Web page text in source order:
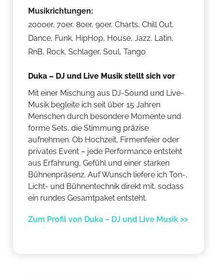
Musikrichtungen:
2000er, 70er, 80er, 90er, Charts, Chill Out,
Dance, Funk, HipHop, House, Jazz, Latin,
RnB, Rock, Schlager, Soul, Tango
Duka – DJ und Live Musik stellt sich vor
Mit einer Mischung aus DJ-Sound und Live-
Musik begleite ich seit über 15 Jahren
Menschen durch besondere Momente und
forme Sets, die Stimmung präzise
aufnehmen. Ob Hochzeit, Firmenfeier oder
privates Event – jede Performance entsteht
aus Erfahrung, Gefühl und einer starken
Bühnenpräsenz. Auf Wunsch liefere ich Ton-,
Licht- und Bühnentechnik direkt mit, sodass
ein rundes Gesamtpaket entsteht.
Zum Profil von Duka – DJ und Live Musik >>